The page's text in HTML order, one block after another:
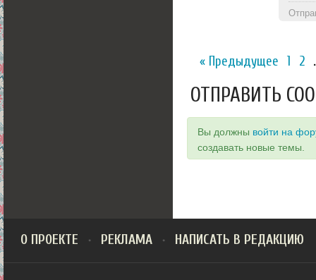
« Предыдущее 1 2
ОТПРАВИТЬ
Вы должны войти на
создавать новые темы.
О ПРОЕКТЕ РЕКЛАМА НАПИСАТЬ В РЕДАКЦИЮ